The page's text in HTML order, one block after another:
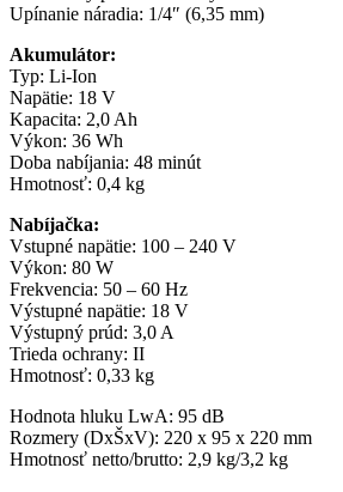
Upínanie náradia: 1/4″ (6,35 mm)
Akumulátor:
Typ: Li-Ion
Napätie: 18 V
Kapacita: 2,0 Ah
Výkon: 36 Wh
Doba nabíjania: 48 minút
Hmotnosť: 0,4 kg
Nabíjačka:
Vstupné napätie: 100 – 240 V
Výkon: 80 W
Frekvencia: 50 – 60 Hz
Výstupné napätie: 18 V
Výstupný prúd: 3,0 A
Trieda ochrany: II
Hmotnosť: 0,33 kg
Hodnota hluku LwA: 95 dB
Rozmery (DxŠxV): 220 x 95 x 220 mm
Hmotnosť netto/brutto: 2,9 kg/3,2 kg